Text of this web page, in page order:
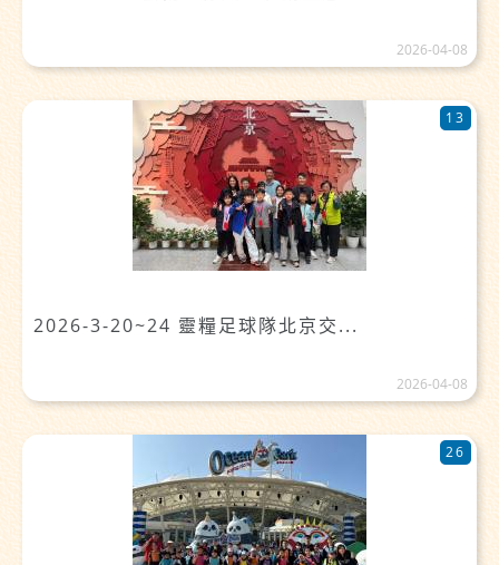
2026-04-08
2026-3-20~24 靈糧足球隊北京交...
13
2026-04-08
26